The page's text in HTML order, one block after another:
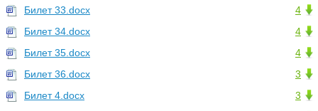
4
Билет 33.docx
4
Билет 34.docx
4
Билет 35.docx
3
Билет 36.docx
3
Билет 4.docx